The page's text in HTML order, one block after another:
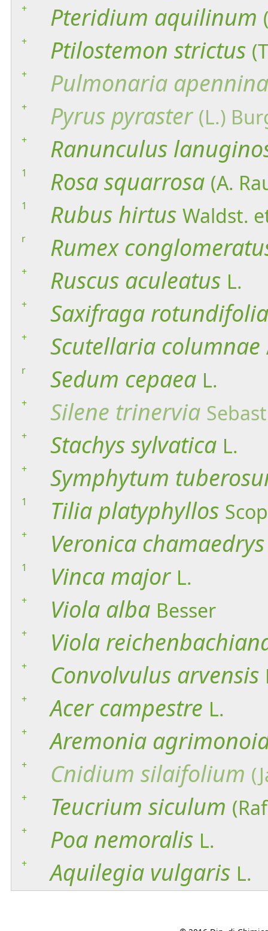
+ Pteridium aquilinum
+ Ptilostemon strictus
+ Pulmonaria apennina
+ Pyrus pyraster (L.)
+ Ranunculus
1 Rosasquarrosa (A.
1 Rubus hirtus Waldst.
r Rumex
+ Ruscus aculeatus L.
+ Saxifraga rotundifolia
+ Scutellaria columnae
r Sedum cepaea L.
+ Silene trinervia
+ Stachyssylvatica L.
+ Symphytum
1 Tilia platyphyllos
+ Veronica chamaedrys
1 Vinca major L.
+ Viola alba Besser
+ Viola
+ Convolvulus arvensis
+ Acer campestre L.
+ Aremonia
+ Cnidium silaifolium
+ Teucrium siculum
+ Poa nemoralis L.
+ Aquilegia vulgaris L.